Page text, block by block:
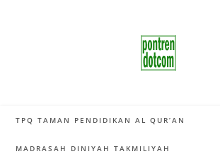
TPQ TAMAN PENDIDIKAN AL QUR’AN
MADRASAH DINIYAH TAKMILIYAH